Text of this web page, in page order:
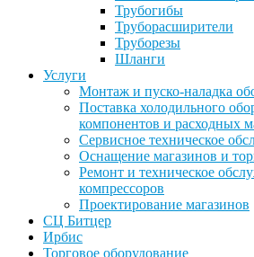
Трубогибы
Труборасширители
Труборезы
Шланги
Услуги
Монтаж и пуско-наладка
Поставка холодильного
компонентов и расходных
Сервисное техническое
Оснащение магазинов и
Ремонт и техническое
компрессоров
Проектирование магазинов
СЦ Битцер
Ирбис
Торговое оборудование